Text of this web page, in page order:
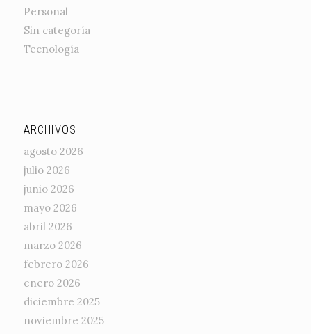
Personal
Sin categoría
Tecnología
ARCHIVOS
agosto 2026
julio 2026
junio 2026
mayo 2026
abril 2026
marzo 2026
febrero 2026
enero 2026
diciembre 2025
noviembre 2025